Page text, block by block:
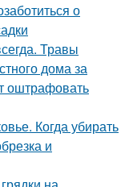
о
Травы
дома за
оштрафовать
Когда убирать
и